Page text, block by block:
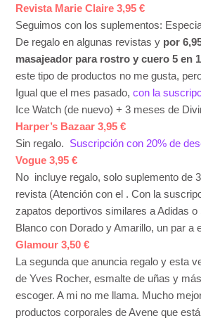
Revista Marie Claire 3,95 €
Seguimos con los suplementos:
De regalo en algunas revistas y por
masajeador para rostro y cuero 5 en
este tipo de productos no me gusta,
Igual que el mes pasado,con la
Ice Watch (de nuevo) + 3 meses de
Harper’s Bazaar 3,95 €
Sin regalo.
Suscripción con 20% de
Vogue 3,95 €
No incluye regalo, solo suplemento de
revista (Atención con el . Con la
zapatos deportivos similares a Adidas
Blanco con Dorado y Amarillo, un par a
Glamour 3,50 €
La segunda que anuncia regalo y esta
de Yves Rocher, esmalte de uñas y
escoger. A mi no me llama. Mucho
productos corporales de Avene que